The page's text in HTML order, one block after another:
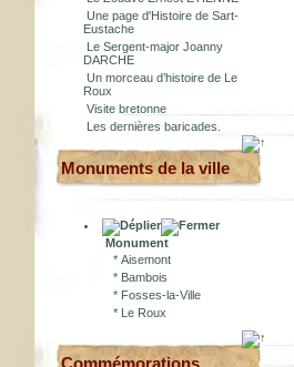
Une page d'Histoire de Sart-
Eustache
Le Sergent-major Joanny
DARCHE
Un morceau d’histoire de Le
Roux
Visite bretonne
Les dernières baricades.
Monuments de la ville
Monument
* Aisemont
* Bambois
* Fosses-la-Ville
* Le Roux
Commémorations